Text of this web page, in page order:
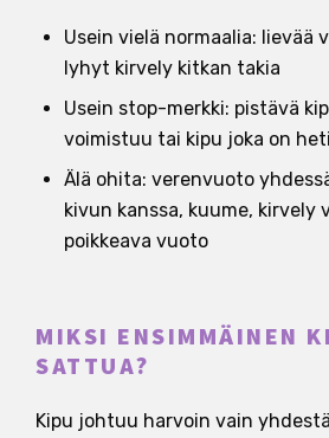
Usein vielä normaalia: lievää
lyhyt kirvely kitkan takia
Usein stop-merkki: pistävä
voimistuu tai kipu joka on
Älä ohita: verenvuoto
kivun kanssa, kuume, kirvely
poikkeava vuoto
MIKSI ENSIMMÄINEN
SATTUA?
Kipu johtuu harvoin vain